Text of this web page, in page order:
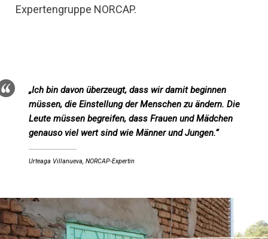
Expertengruppe NORCAP.
„Ich bin davon überzeugt, dass wir damit beginnen
müssen, die Einstellung der Menschen zu ändern. Die
Leute müssen begreifen, dass Frauen und Mädchen
genauso viel wert sind wie Männer und Jungen.“
Urteaga Villanueva, NORCAP-Expertin